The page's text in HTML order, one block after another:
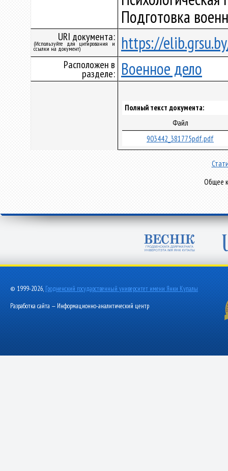
Подготовка
URI документа:
(Используйте для цитирования и
ссылки на документ) https://
Расположен в
разделе: Военное дело
Полный текст документа:
Файл
903442_381775pdf.pdf
Общее
© 1999-2026, Гродненский государственный университет имени Янки Купалы
Разработка сайта — Информационно-аналитический центр